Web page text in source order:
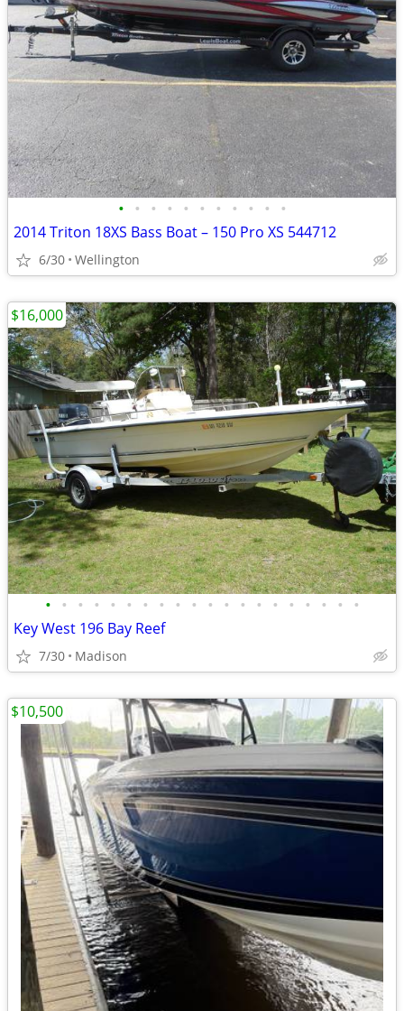
• • • • • • • • • • •
2014 Triton 18XS Bass Boat – 150 Pro XS 544712
6/30 Wellington
• • • • • • • • • • • • • • • • • • • •
Key West 196 Bay Reef
7/30 Madison
$16,000
$10,500